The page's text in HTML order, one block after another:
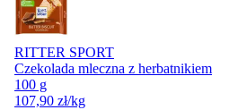
RITTER SPORT
Czekolada mleczna z herbatnikiem
100 g
107,90 zł/kg